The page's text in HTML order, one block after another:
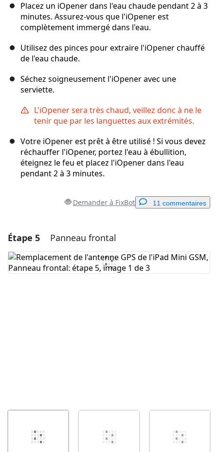
Placez un iOpener dans l'eau chaude pendant 2 à 3
minutes. Assurez-vous que l'iOpener est
complètement immergé dans l'eau.
Utilisez des pinces pour extraire l'iOpener chauffé
de l'eau chaude.
Séchez soigneusement l'iOpener avec une
serviette.
L'iOpener sera très chaud, veillez donc à ne le
tenir que par les languettes aux extrémités.
Votre iOpener est prêt à être utilisé ! Si vous devez
réchauffer l'iOpener, portez l'eau à ébullition,
éteignez le feu et placez l'iOpener dans l'eau
pendant 2 à 3 minutes.
Demander à FixBot 11 commentaires
Ajouter un commentaire
Ajouter un commentaire
Étape 5 Panneau frontal